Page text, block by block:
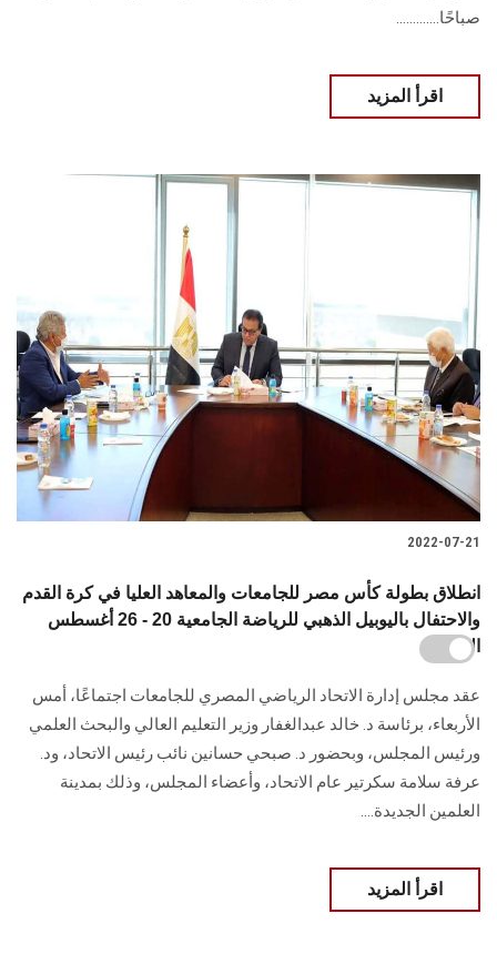
صباحًا.............
اقرأ المزيد
2022-07-21
انطلاق بطولة كأس مصر للجامعات والمعاهد العليا في كرة القدم
والاحتفال باليوبيل الذهبي للرياضة الجامعية 20 - 26 أغسطس
القادم
عقد مجلس إدارة الاتحاد الرياضي المصري للجامعات اجتماعًا، أمس
الأربعاء، برئاسة د. خالد عبدالغفار وزير التعليم العالي والبحث العلمي
ورئيس المجلس، وبحضور د. صبحي حسانين نائب رئيس الاتحاد، ود.
عرفة سلامة سكرتير عام الاتحاد، وأعضاء المجلس، وذلك بمدينة
العلمين الجديدة....
اقرأ المزيد